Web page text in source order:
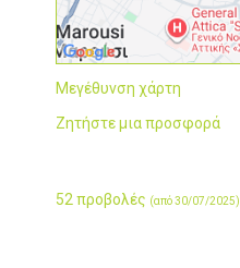
Μεγέθυνση χάρτη
Ζητήστε μια προσφορά
52 προβολές (από 30/07/2025)